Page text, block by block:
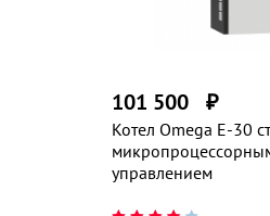
Котел Omega E-30
управлением
101 500 ₽